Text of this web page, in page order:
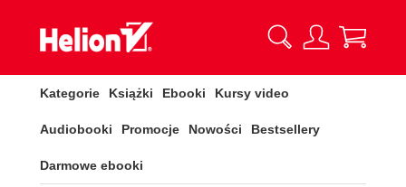
Kategorie Książki Ebooki Kursy video
Audiobooki Promocje Nowości Bestsellery
Darmowe ebooki